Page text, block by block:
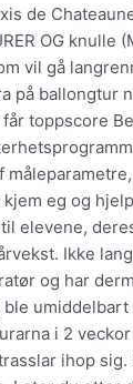
de
OG
vil gå
på ballongtur
toppscore
eg og
elevene,
Ikke
og har
umiddelbart
i 2
ihop